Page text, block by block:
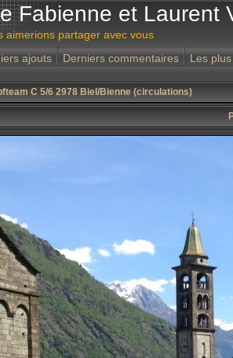
Fabienne et Laurent
aimerions partager avec vous
ajouts Derniers commentaires Les
C 5/6 2978 Biel/Bienne (circulations)